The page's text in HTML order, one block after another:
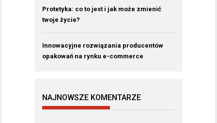
Protetyka: co to jest i jak może zmienić
twoje życie?
Innowacyjne rozwiązania producentów
opakowań na rynku e-commerce
NAJNOWSZE KOMENTARZE